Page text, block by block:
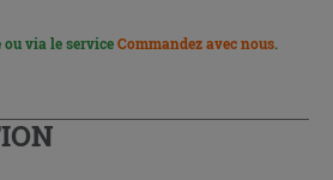
ou via le serviceCommandez avec nous.